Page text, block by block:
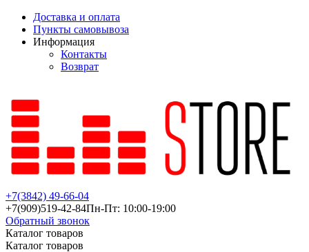
Доставка и оплата
Пункты самовывоза
Информация
Контакты
Возврат
+7(3842) 49-66-04
+7(909)519-42-84Пн-Пт: 10:00-19:00
Обратный звонок
Каталог товаров
Каталог товаров